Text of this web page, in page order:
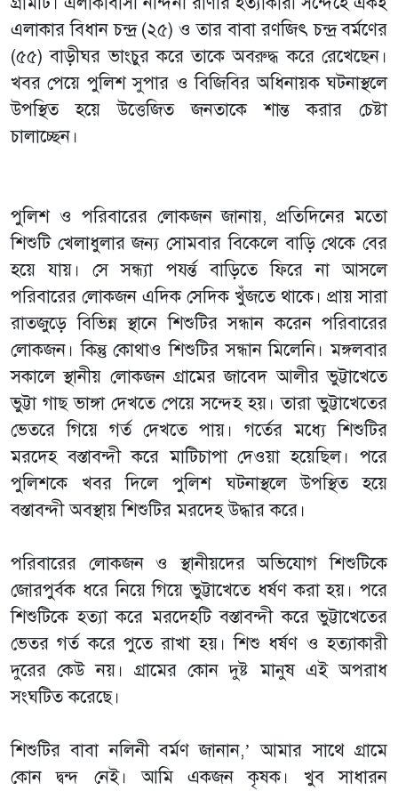
এলাকার বিধান চন্দ্র (২৫) ও তার বাবা রণজিৎ চন্দ্র বর্মণের
(৫৫) বাড়ীঘর ভাংচুর করে তাকে অবরুদ্ধ করে রেখেছেন।
খবর পেয়ে পুলিশ সুপার ও বিজিবির অধিনায়ক ঘটনাস্থলে
উপস্থিত হয়ে উত্তেজিত জনতাকে শান্ত করার চেষ্টা
চালাচ্ছেন।
পুলিশ ও পরিবারের লোকজন জানায়, প্রতিদিনের মতো
শিশুটি খেলাধুলার জন্য সোমবার বিকেলে বাড়ি থেকে বের
হয়ে যায়। সে সন্ধ্যা পযর্ন্ত বাড়িতে ফিরে না আসলে
পরিবারের লোকজন এদিক সেদিক খুঁজতে থাকে। প্রায় সারা
রাতজুড়ে বিভিন্ন স্থানে শিশুটির সন্ধান করেন পরিবারের
লোকজন। কিন্তু কোথাও শিশুটির সন্ধান মিলেনি। মঙ্গলবার
সকালে স্থানীয় লোকজন গ্রামের জাবেদ আলীর ভুট্টাখেতে
ভুট্টা গাছ ভাঙ্গা দেখতে পেয়ে সন্দেহ হয়। তারা ভুট্টাখেতের
ভেতরে গিয়ে গর্ত দেখতে পায়। গর্তের মধ্যে শিশুটির
মরদেহ বস্তাবন্দী করে মাটিচাপা দেওয়া হয়েছিল। পরে
পুলিশকে খবর দিলে পুলিশ ঘটনাস্থলে উপস্থিত হয়ে
বস্তাবন্দী অবস্থায় শিশুটির মরদেহ উদ্ধার করে।
পরিবারের লোকজন ও স্থানীয়দের অভিযোগ শিশুটিকে
জোরপুর্বক ধরে নিয়ে গিয়ে ভুট্টাখেতে ধর্ষণ করা হয়। পরে
শিশুটিকে হত্যা করে মরদেহটি বস্তাবন্দী করে ভুট্টাখেতের
ভেতর গর্ত করে পুতে রাখা হয়। শিশু ধর্ষণ ও হত্যাকারী
দুরের কেউ নয়। গ্রামের কোন দুষ্ট মানুষ এই অপরাধ
সংঘটিত করেছে।
শিশুটির বাবা নলিনী বর্মণ জানান,’ আমার সাথে গ্রামে
কোন দ্বন্দ নেই। আমি একজন কৃষক। খুব সাধারন